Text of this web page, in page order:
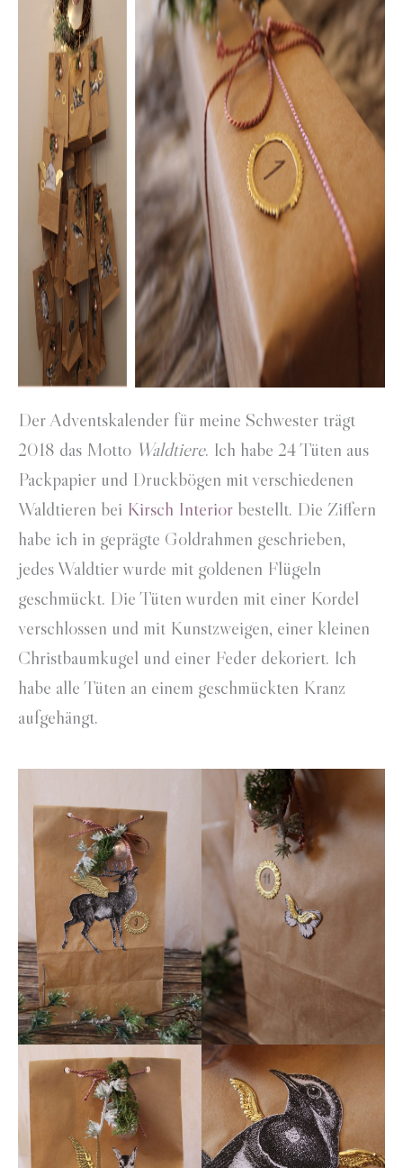
Der Adventskalender für meine Schwester trägt
2018 das Motto Waldtiere. Ich habe 24 Tüten aus
Packpapier und Druckbögen mit verschiedenen
Waldtieren bei Kirsch Interior bestellt. Die Ziffern
habe ich in geprägte Goldrahmen geschrieben,
jedes Waldtier wurde mit goldenen Flügeln
geschmückt. Die Tüten wurden mit einer Kordel
verschlossen und mit Kunstzweigen, einer kleinen
Christbaumkugel und einer Feder dekoriert. Ich
habe alle Tüten an einem geschmückten Kranz
aufgehängt.